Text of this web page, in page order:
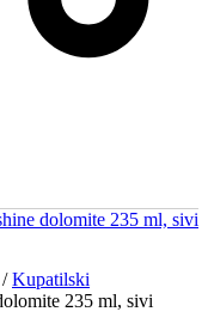
/Kupatilski
235 ml, sivi